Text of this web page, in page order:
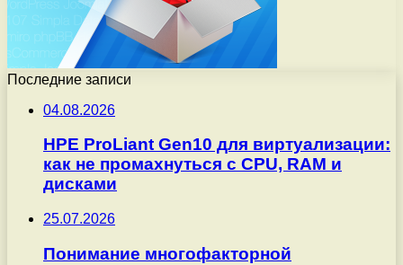
Последние записи
04.08.2026
HPE ProLiant Gen10 для виртуализации:
как не промахнуться с CPU, RAM и
дисками
25.07.2026
Понимание многофакторной